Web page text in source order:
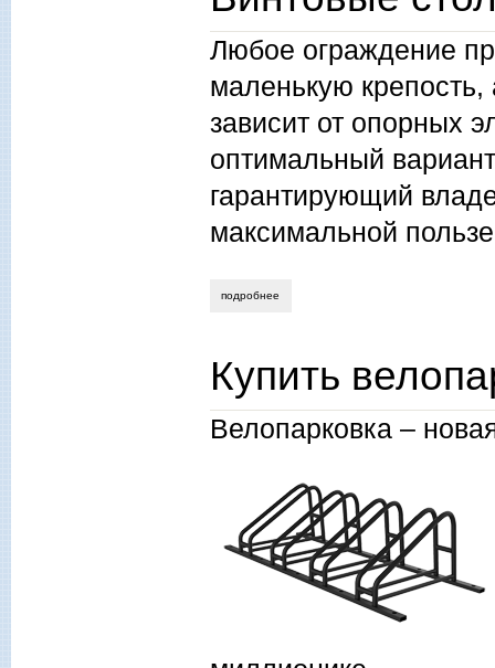
Любое ограждение
маленькую крепость,
зависит от опорных
оптимальный
гарантирующий
максимальной
подробнее
Купить
Велопарковка –